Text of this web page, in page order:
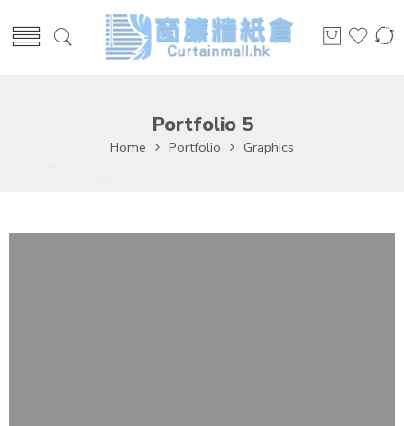
Portfolio 5
Home Portfolio Graphics